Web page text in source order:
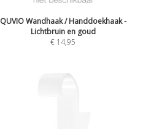
QUVIO Wandhaak / Handdoekhaak -
Lichtbruin en goud
€ 14,95